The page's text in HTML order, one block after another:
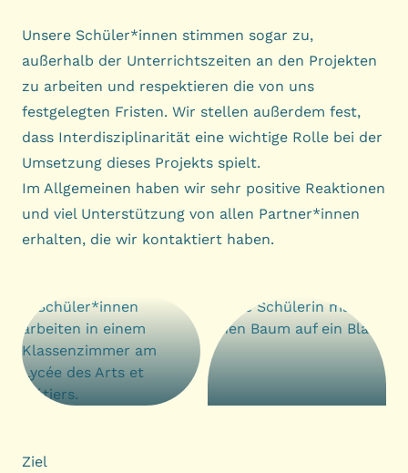
Unsere Schüler*innen stimmen sogar zu,
außerhalb der Unterrichtszeiten an den Projekten
zu arbeiten und respektieren die von uns
festgelegten Fristen. Wir stellen außerdem fest,
dass Interdisziplinarität eine wichtige Rolle bei der
Umsetzung dieses Projekts spielt.
Im Allgemeinen haben wir sehr positive Reaktionen
und viel Unterstützung von allen Partner*innen
erhalten, die wir kontaktiert haben.
Ziel